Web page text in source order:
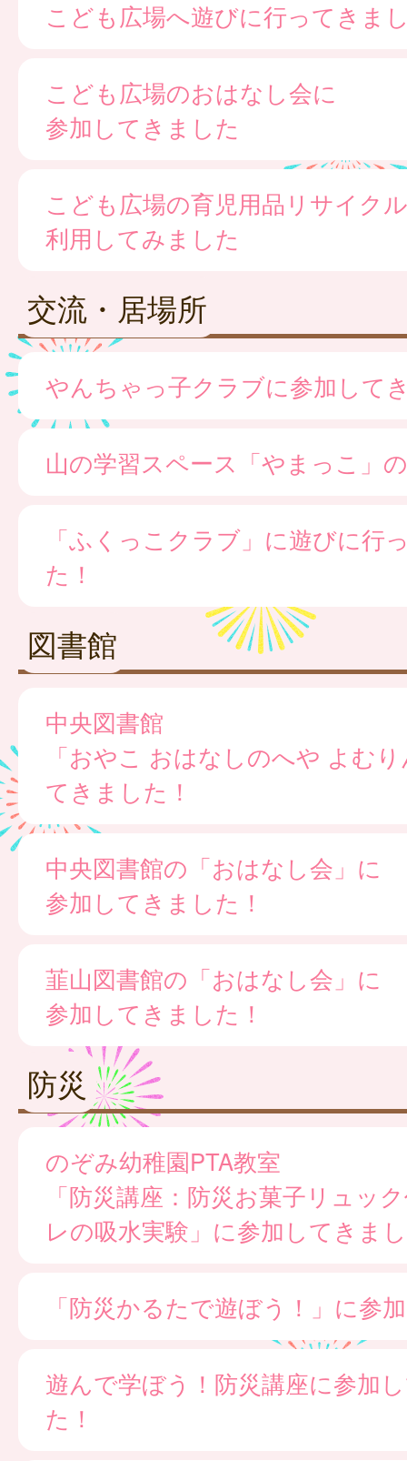
こども広場へ遊びに行ってきま
こども広場のおはなし会に
参加してきました
こども広場の育児用品リサイク
利用してみました
交流・居場所
やんちゃっ子クラブに参加して
山の学習スペース「やまっこ」
「ふくっこクラブ」に遊びに行
た！
図書館
中央図書館
「おやこ おはなしのへや よむ
てきました！
中央図書館の「おはなし会」に
参加してきました！
韮山図書館の「おはなし会」に
参加してきました！
防災
のぞみ幼稚園PTA教室
「防災講座：防災お菓子リュッ
レの吸水実験」に参加してきま
「防災かるたで遊ぼう！」に参
遊んで学ぼう！防災講座に参加
た！